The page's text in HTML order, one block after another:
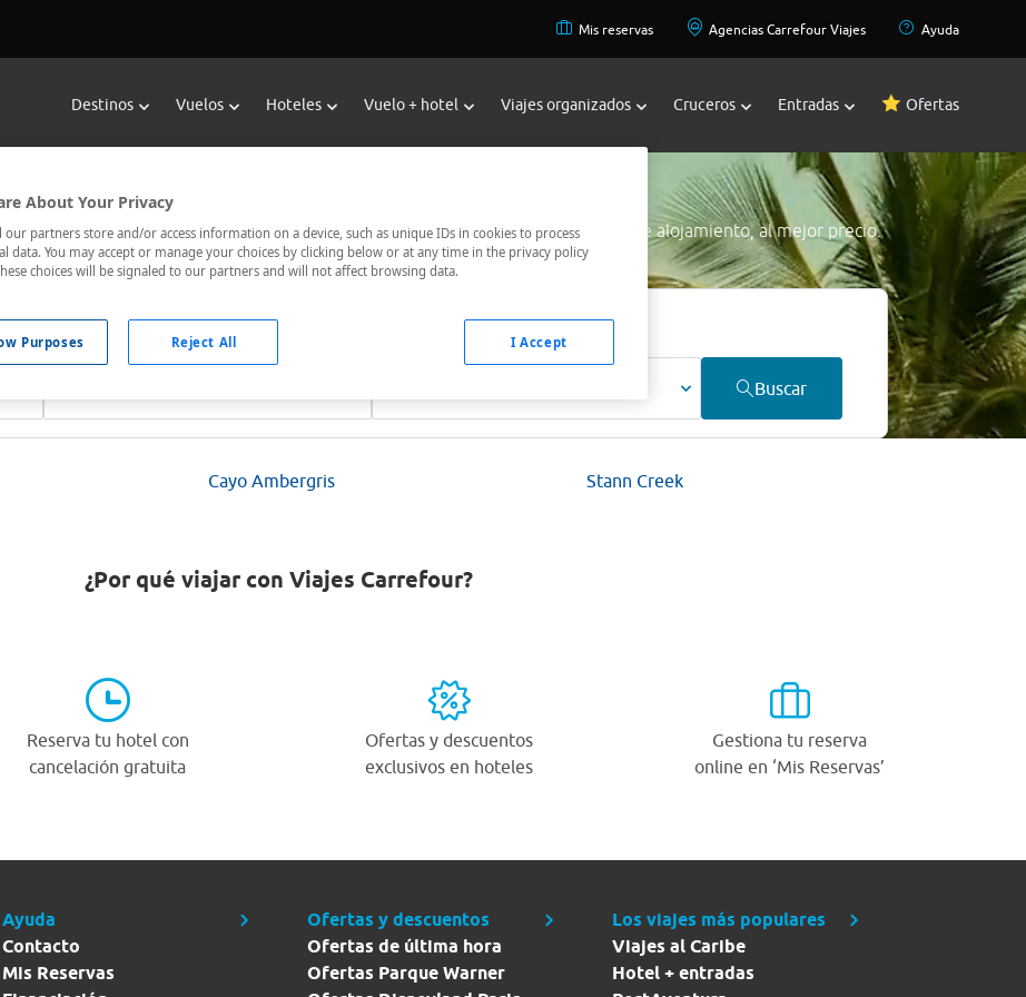
Mis reservas Agencias Carrefour Viajes Ayuda
Destinos Vuelos Hoteles Vuelo + hotel Viajes organizados Cruceros Entradas Ofertas
Hoteles en Belice desde 17 euros
en Viajes Carrefour. El mejor buscador de hoteles con las mejores ofertas de alojamiento, al mejor precio.
¡Reserva ahora!.
Fechas *
Buscar
Cayo Ambergris Stann Creek
¿Por qué viajar con Viajes Carrefour?
Reserva tu hotel con
cancelación gratuita
Ofertas y descuentos
exclusivos en hoteles
Gestiona tu reserva
online en ‘Mis Reservas’
Ayuda
Contacto
Mis Reservas
Ofertas y descuentos
Ofertas de última hora
Ofertas Parque Warner
Los viajes más populares
Viajes al Caribe
Hotel + entradas
About Your Privacy
our partners store and/or access information on a device, such as unique IDs in cookies to process
data. You may accept or manage your choices by clicking below or at any time in the privacy policy
choices will be signaled to our partners and will not affect browsing data.
Purposes Reject All I Accept